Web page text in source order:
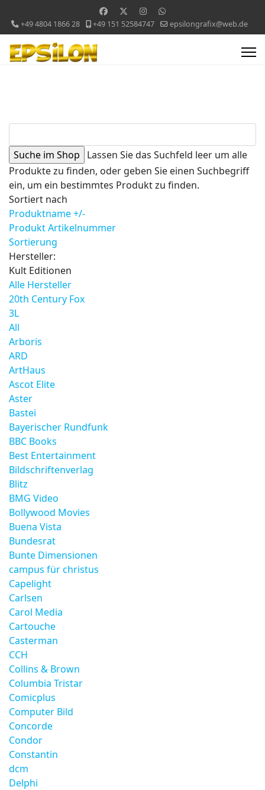
+49 4804 1866 28 +49 151 52584747 epsilongrafix@web.de
Lassen Sie das Suchfeld leer um alle
Produkte zu finden, oder geben Sie einen Suchbegriff
ein, um ein bestimmtes Produkt zu finden.
Sortiert nach
Produktname +/-
Produkt Artikelnummer
Sortierung
Hersteller:
Kult Editionen
Alle Hersteller
20th Century Fox
3L
All
Arboris
ARD
ArtHaus
Ascot Elite
Aster
Bastei
Bayerischer Rundfunk
BBC Books
Best Entertainment
Bildschriftenverlag
Blitz
BMG Video
Bollywood Movies
Buena Vista
Bundesrat
Bunte Dimensionen
campus für christus
Capelight
Carlsen
Carol Media
Cartouche
Casterman
CCH
Collins & Brown
Columbia Tristar
Comicplus
Computer Bild
Concorde
Condor
Constantin
dcm
Delphi